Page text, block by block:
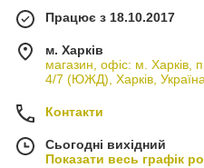
Працює з 18.10.2017
м. Харків
магазин, офіс: м. Харків,
4/7 (ЮЖД), Харків, Україна
Контакти
Сьогодні вихідний
Показати весь графік